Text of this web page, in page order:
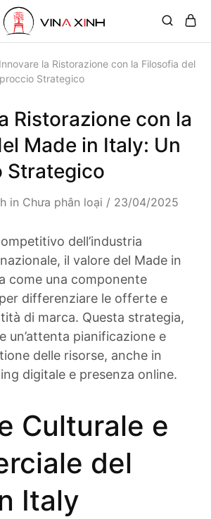
Innovare la Ristorazione con la Filosofia del
Strategico
Ristorazione con la
Made in Italy: Un
Strategico
in Chưa phân loại 23/04/2025
dell’industria
il valore del Made in
come una componente
differenziare le offerte e
di marca. Questa strategia,
un’attenta pianificazione e
delle risorse, anche in
digitale e presenza online.
Culturale e
del
Italy